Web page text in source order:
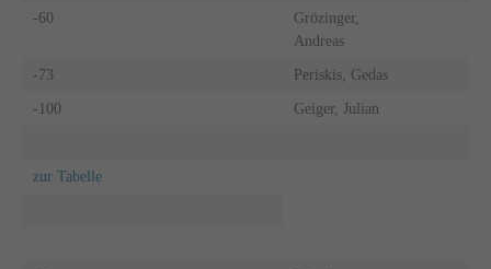
-60
Grözinger,
Andreas
-73 Periskis, Gedas
-100 Geiger, Julian
zur Tabelle